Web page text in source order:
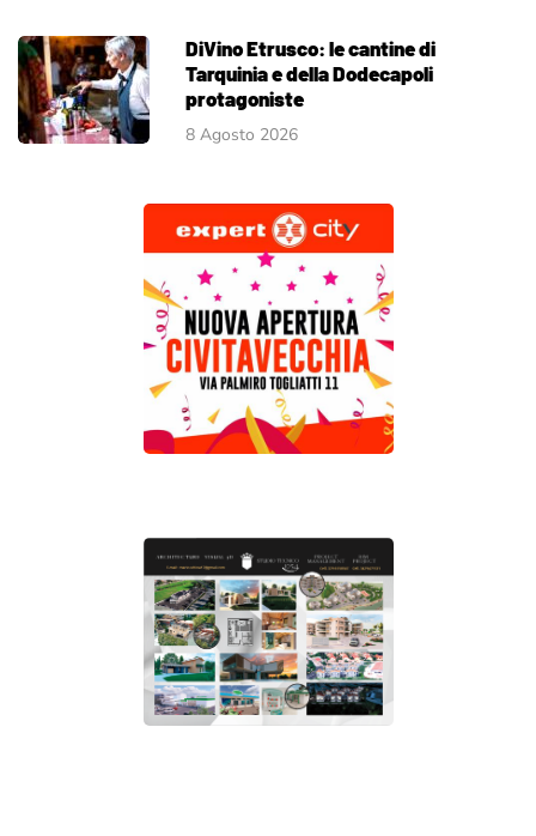
DiVino Etrusco: le cantine di
Tarquinia e della Dodecapoli
protagoniste
8 Agosto 2026